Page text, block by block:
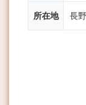
所在地 長